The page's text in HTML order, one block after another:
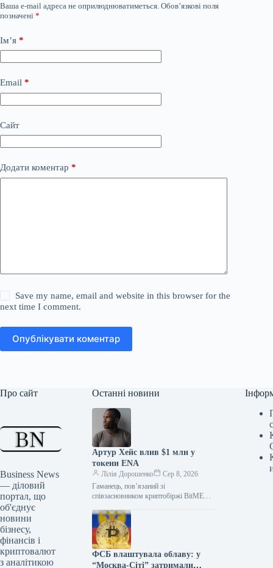
Ваша e-mail адреса не оприлюднюватиметься. Обов’язкові поля
позначені *
Ім’я *
Email *
Сайт
Додати коментар *
Save my name, email and website in this browser for the
next time I comment.
Опублікувати коментар
Про сайт
Business News
— діловий
портал, що
об'єднує
новини
бізнесу,
фінансів і
криптовалют
з аналітикою
Останні новини
Артур Хейс влив $1 млн у
токени ENA
Лілія Дорошенко
Сер 8, 2026
Гаманець, пов’язаний зі
співзасновником криптобіржі BitMEX
Maelstrom Артуром Хейсом (Arthur
Hayes), придбав 10,9 мільйона токенів
ENA…
ФСБ влаштувала облаву: у
“Москва-Сіті” затримали